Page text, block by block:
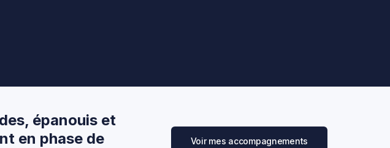
épanouis et
en phase de
Voir mes accompagnements